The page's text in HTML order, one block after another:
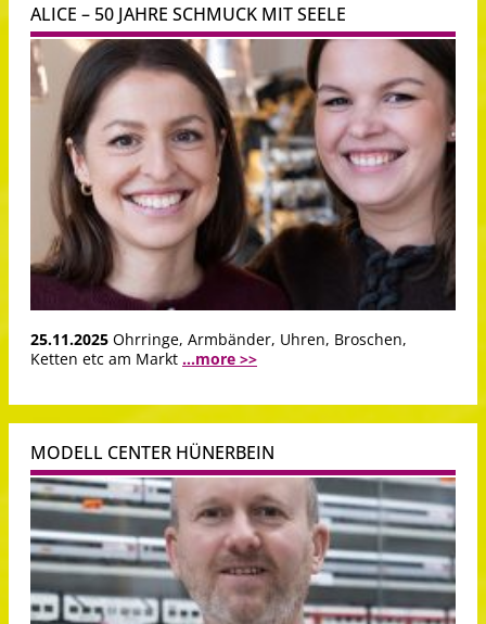
ALICE – 50 JAHRE SCHMUCK MIT SEELE
25.11.2025 Ohrringe, Armbänder, Uhren, Broschen,
Ketten etc am Markt ...more >>
MODELL CENTER HÜNERBEIN